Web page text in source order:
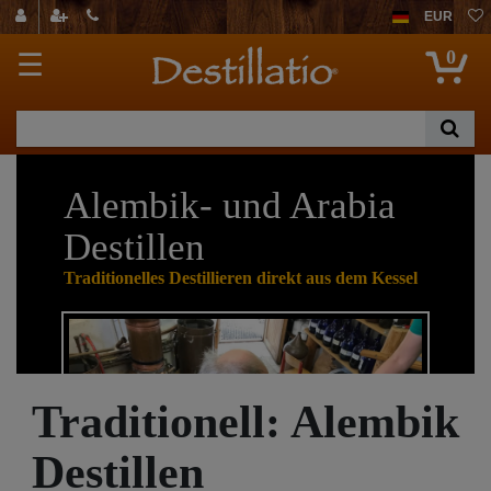
EUR
☰ 0
Alembik- und Arabia
Destillen
Traditionelles Destillieren direkt aus dem Kessel
Traditionell: Alembik
Destillen